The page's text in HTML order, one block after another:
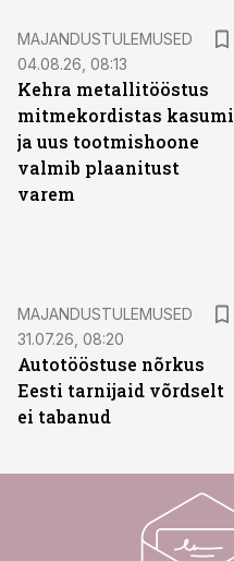
MAJANDUSTULEMUSED
04.08.26, 08:13
Kehra metallitööstus
mitmekordistas kasumi
ja uus tootmishoone
valmib plaanitust
varem
MAJANDUSTULEMUSED
31.07.26, 08:20
Autotööstuse nõrkus
Eesti tarnijaid võrdselt
ei tabanud